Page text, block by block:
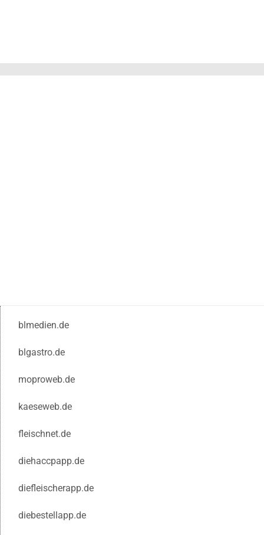
blmedien.de
blgastro.de
moproweb.de
kaeseweb.de
fleischnet.de
diehaccpapp.de
diefleischerapp.de
diebestellapp.de